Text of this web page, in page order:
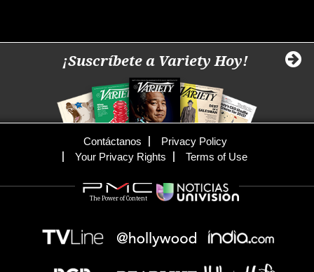
¡Suscríbete a Variety Hoy!
Contáctanos
Privacy Policy
Your Privacy Rights
Terms of Use
The Power of Content